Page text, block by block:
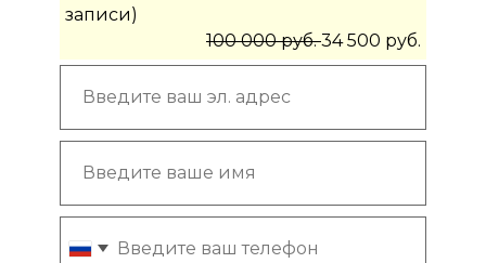
записи)
100 000 руб.34 500 руб.